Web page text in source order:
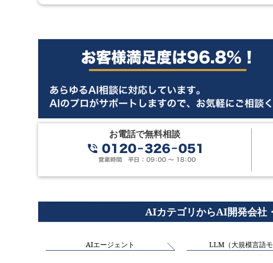
お電話で無料相談
AIカテゴリからAI開発会社
AIエージェント LLM（大規模言語モ